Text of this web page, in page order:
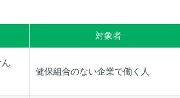
対象者
健保組合のない企業で働く人